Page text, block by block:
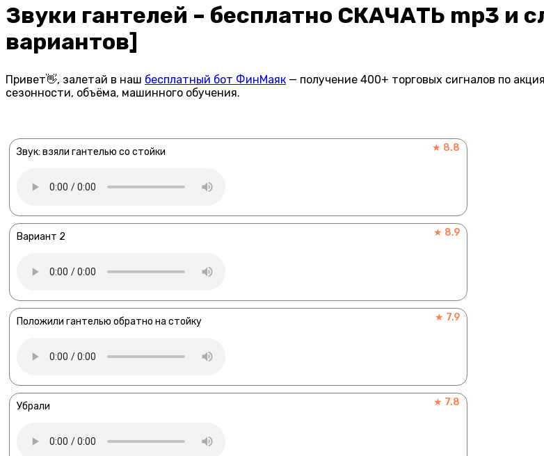
Звуки гантелей – бесплатно СКАЧАТЬ mp3 и
вариантов]
Привет👋, залетай в наш бесплатный бот ФинМаяк — получение 400+ торговых сигналов по
сезонности, объёма, машинного обучения.
Звук: взяли гантелью со стойки ★ 8.8
Вариант 2 ★ 8.9
Положили гантелью обратно на стойку ★ 7.9
Убрали ★ 7.8